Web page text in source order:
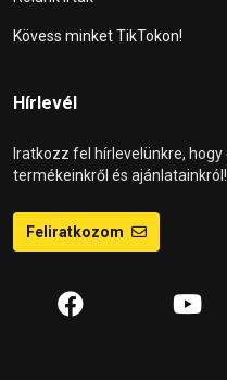
Kövess minket TikTokon!
Hírlevél
Iratkozz fel hírlevelünkre,
termékeinkről és ajánlatainkról!
Feliratkozom